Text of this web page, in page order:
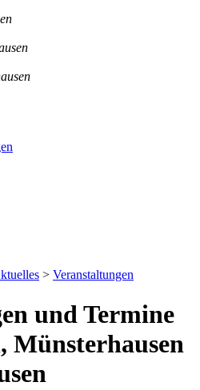
> Veranstaltungen
und Termine
Münsterhausen